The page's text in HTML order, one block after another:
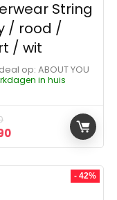
String
/ rood /
/ wit
op:
ABOUT YOU
in huis
prijs
Huidige prijs is:
- 42%